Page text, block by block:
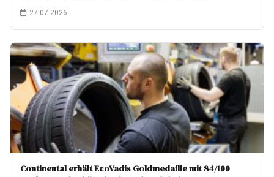
27.07.2026
Continental erhält EcoVadis Goldmedaille mit 84/100